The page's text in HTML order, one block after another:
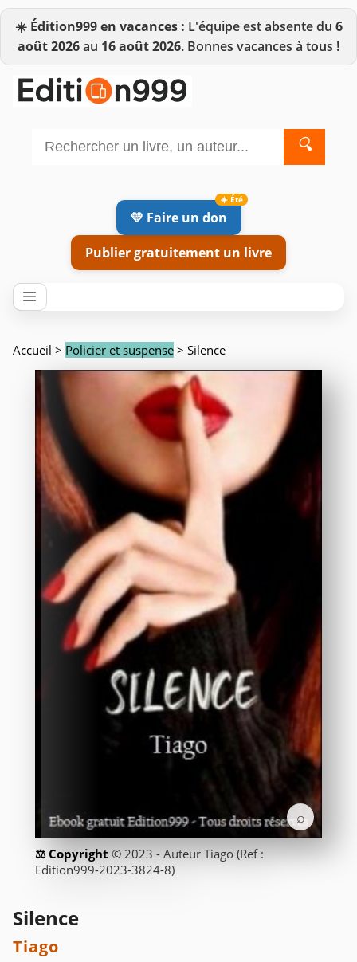
☀️ Édition999 en vacances : L'équipe est absente du 6
août 2026au 16 août 2026. Bonnes vacances à tous !
🔍
💛 Faire un don
Publier gratuitement un livre
Accueil > Policier et suspense > Silence
⌕
© 2023 - Auteur Tiago (Ref :
Edition999-2023-3824-8)
Silence
Tiago